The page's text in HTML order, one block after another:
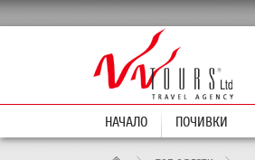
НАЧАЛО ПОЧИВКИ